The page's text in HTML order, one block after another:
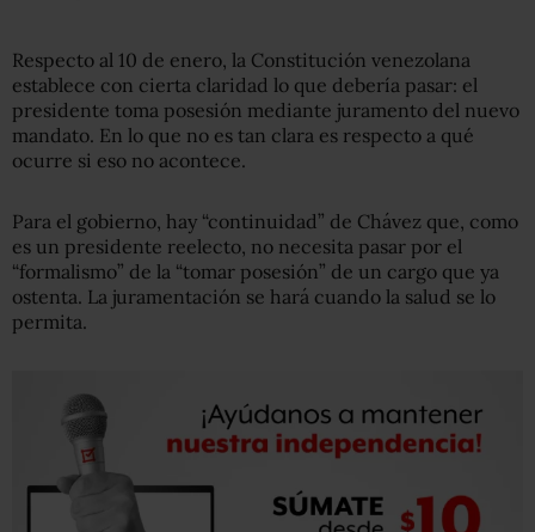
Respecto al 10 de enero, la Constitución venezolana
establece con cierta claridad lo que debería pasar: el
presidente toma posesión mediante juramento del nuevo
mandato. En lo que no es tan clara es respecto a qué
ocurre si eso no acontece.
Para el gobierno, hay “continuidad” de Chávez que, como
es un presidente reelecto, no necesita pasar por el
“formalismo” de la “tomar posesión” de un cargo que ya
ostenta. La juramentación se hará cuando la salud se lo
permita.